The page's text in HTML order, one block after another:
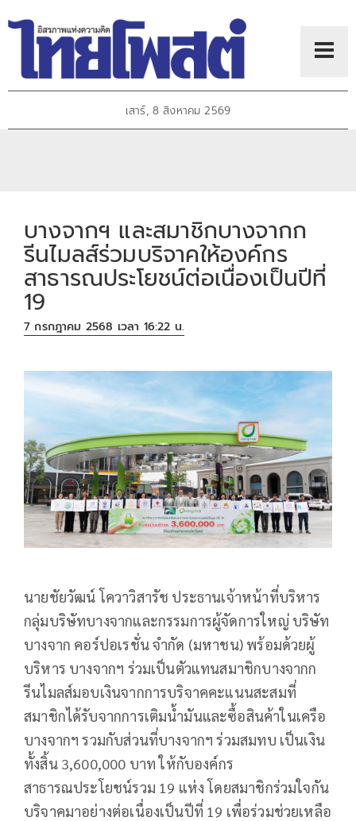
เสาร์, 8 สิงหาคม 2569
บางจากฯ และสมาชิกบางจากก
รีนไมลส์ร่วมบริจาคให้องค์กร
สาธารณประโยชน์ต่อเนื่องเป็นปีที่
19
7 กรกฎาคม 2568 เวลา 16:22 น.
นายชัยวัฒน์ โควาวิสารัช ประธานเจ้าหน้าที่บริหาร
กลุ่มบริษัทบางจากและกรรมการผู้จัดการใหญ่ บริษัท
บางจาก คอร์ปอเรชั่น จำกัด (มหาชน) พร้อมด้วยผู้
บริหาร บางจากฯ ร่วมเป็นตัวแทนสมาชิกบางจากก
รีนไมลส์มอบเงินจากการบริจาคคะแนนสะสมที่
สมาชิกได้รับจากการเติมน้ำมันและซื้อสินค้าในเครือ
บางจากฯ รวมกับส่วนที่บางจากฯ ร่วมสมทบ เป็นเงิน
ทั้งสิ้น 3,600,000 บาท ให้กับองค์กร
สาธารณประโยชน์รวม 19 แห่ง โดยสมาชิกร่วมใจกัน
บริจาคมาอย่างต่อเนื่องเป็นปีที่ 19 เพื่อร่วมช่วยเหลือ